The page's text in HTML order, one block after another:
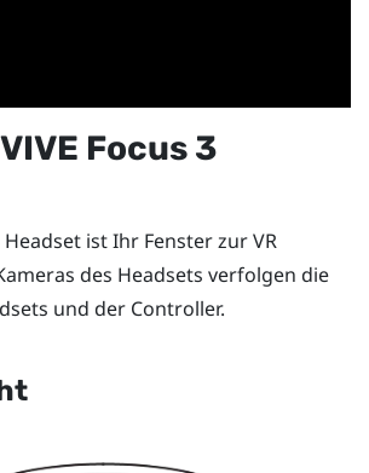
VIVE Focus 3
Headset ist Ihr Fenster zur VR
des Headsets verfolgen die
und der Controller.